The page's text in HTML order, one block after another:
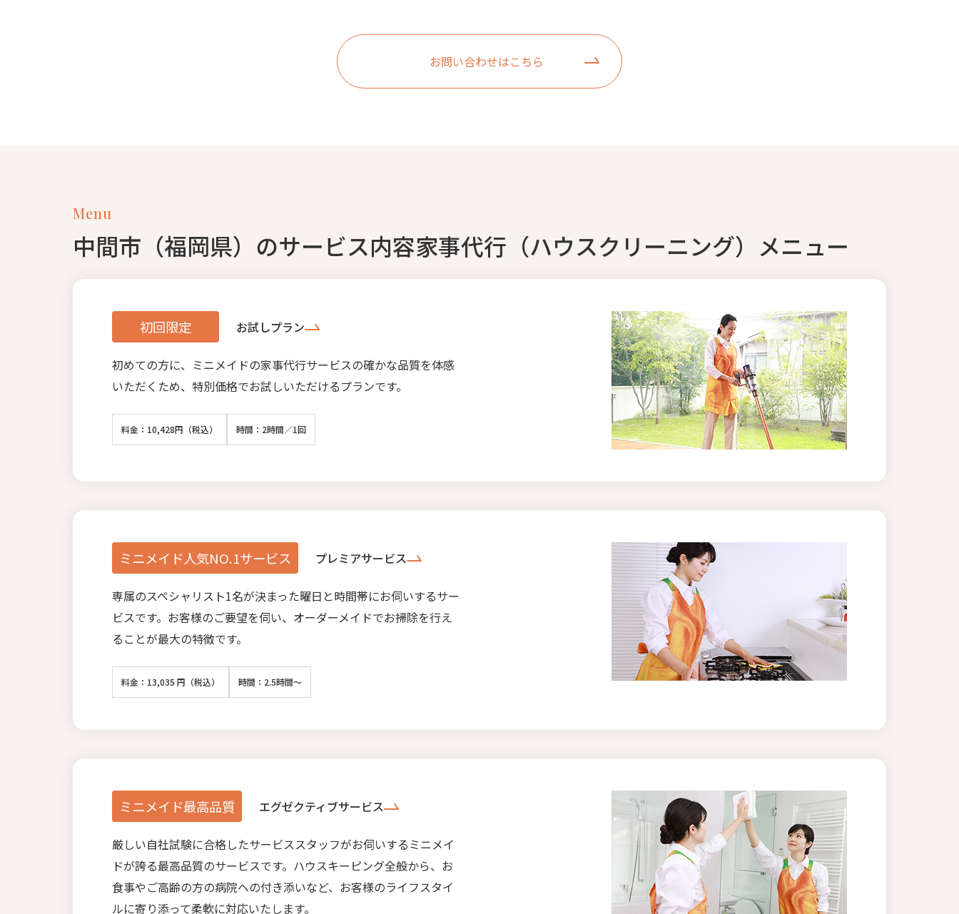
お問い合わせはこちら
Menu
中間市（福岡県）のサービス内容家事代行（ハウスクリーニング）メニュー
初回限定 お試しプラン
初めての方に、ミニメイドの家事代行サービスの確かな品質を体感
いただくため、特別価格でお試しいただけるプランです。
料金：10,428円（税込） 時間：2時間／1回
ミニメイド人気NO.1サービス プレミアサービス
専属のスペシャリスト1名が決まった曜日と時間帯にお伺いするサー
ビスです。お客様のご要望を伺い、オーダーメイドでお掃除を行え
ることが最大の特徴です。
料金：13,035 円（税込） 時間：2.5時間～
ミニメイド最高品質 エグゼクティブサービス
厳しい自社試験に合格したサービススタッフがお伺いするミニメイ
ドが誇る最高品質のサービスです。ハウスキーピング全般から、お
食事やご高齢の方の病院への付き添いなど、お客様のライフスタイ
ルに寄り添って柔軟に対応いたします。